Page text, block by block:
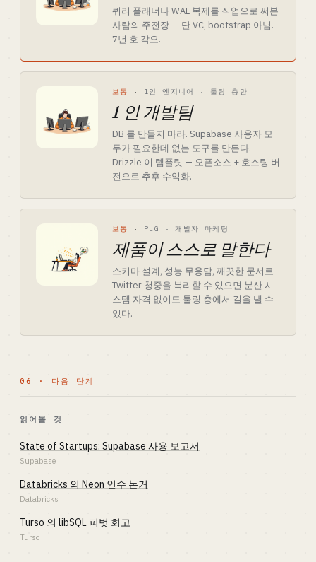
쿼리 플래너나 WAL 복제를 직업으로 써본
사람의 주전장 — 단 VC, bootstrap 아님.
7년 호 각오.
보통 · 1인 엔지니어 · 툴링 층만
1 인 개발팀
DB 를 만들지 마라. Supabase 사용자 모
두가 필요한데 없는 도구를 만든다.
Drizzle 이 템플릿 — 오픈소스 + 호스팅 버
전으로 추후 수익화.
보통 · PLG · 개발자 마케팅
제품이 스스로 말한다
스키마 설계, 성능 무용담, 깨끗한 문서로
Twitter 청중을 복리할 수 있으면 분산 시
스템 자격 없이도 툴링 층에서 길을 낼 수
있다.
06 · 다음 단계
읽어볼 것
State of Startups: Supabase 사용 보고서
Supabase
Databricks 의 Neon 인수 논거
Databricks
Turso 의 libSQL 피벗 회고
Turso